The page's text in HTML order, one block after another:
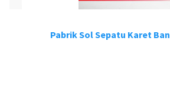
Pabrik Sol Sepatu Karet Bandung 20